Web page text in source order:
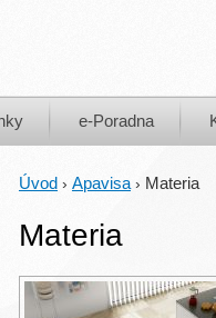
e-Poradna
Úvod › Apavisa › Materia
Materia